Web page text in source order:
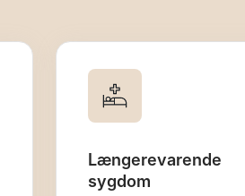
Længerevarende
sygdom